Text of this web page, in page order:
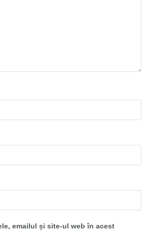
emailul și site-ul web în acest